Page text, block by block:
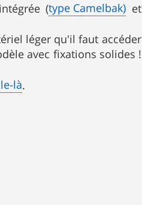
(type Camelbak) et
léger qu'il faut accéder
avec fixations solides !
là.